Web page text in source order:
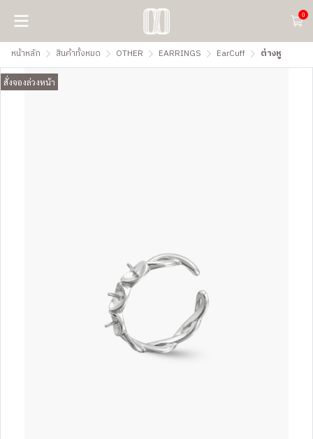
0
หน้าหลัก สินค้าทั้งหมด OTHER EARRINGS EarCuff ต่างหู
สั่งจองล่วงหน้า